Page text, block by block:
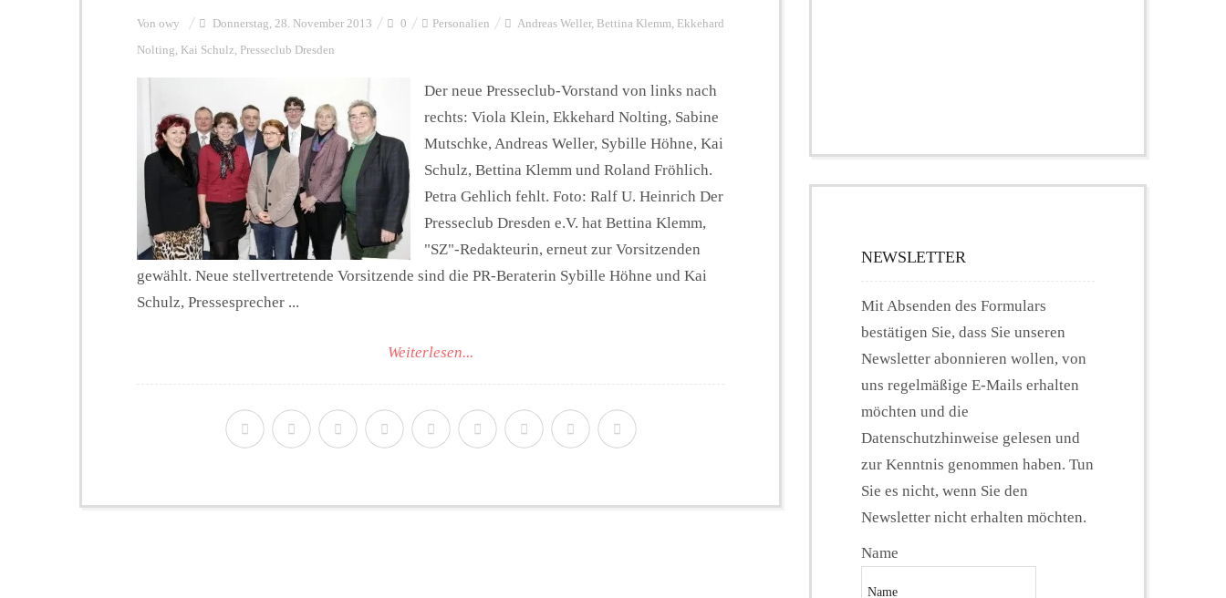
Von owy Donnerstag, 28. November 2013 0 Personalien Andreas Weller, Bettina Klemm, Ekkehard
Nolting, Kai Schulz, Presseclub Dresden
Der neue Presseclub-Vorstand von links nach
rechts: Viola Klein, Ekkehard Nolting, Sabine
Mutschke, Andreas Weller, Sybille Höhne, Kai
Schulz, Bettina Klemm und Roland Fröhlich.
Petra Gehlich fehlt. Foto: Ralf U. Heinrich Der
Presseclub Dresden e.V. hat Bettina Klemm,
"SZ"-Redakteurin, erneut zur Vorsitzenden
gewählt. Neue stellvertretende Vorsitzende sind die PR-Beraterin Sybille Höhne und Kai
Schulz, Pressesprecher ...
Weiterlesen...
NEWSLETTER
Mit Absenden des Formulars
bestätigen Sie, dass Sie unseren
Newsletter abonnieren wollen, von
uns regelmäßige E-Mails erhalten
möchten und die
Datenschutzhinweise gelesen und
zur Kenntnis genommen haben. Tun
Sie es nicht, wenn Sie den
Newsletter nicht erhalten möchten.
Name